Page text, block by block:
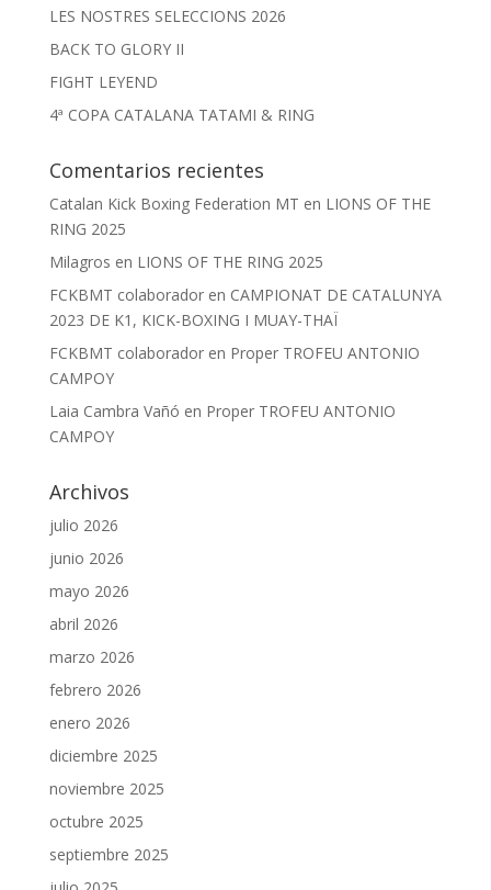
LES NOSTRES SELECCIONS 2026
BACK TO GLORY II
FIGHT LEYEND
4ª COPA CATALANA TATAMI & RING
Comentarios recientes
Catalan Kick Boxing Federation MT en LIONS OF THE
RING 2025
Milagros en LIONS OF THE RING 2025
FCKBMT colaboradoren CAMPIONAT DE CATALUNYA
2023 DE K1, KICK-BOXING I MUAY-THAÏ
FCKBMT colaboradoren Proper TROFEU ANTONIO
CAMPOY
Laia Cambra Vañó en Proper TROFEU ANTONIO
CAMPOY
Archivos
julio 2026
junio 2026
mayo 2026
abril 2026
marzo 2026
febrero 2026
enero 2026
diciembre 2025
noviembre 2025
octubre 2025
septiembre 2025